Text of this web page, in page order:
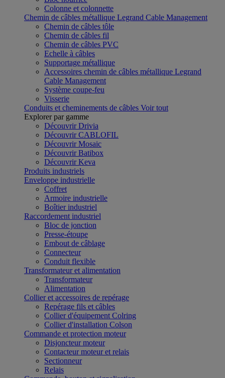
Colonne et colonnette
Chemin de câbles métallique Legrand Cable Management
Chemin de câbles tôle
Chemin de câbles fil
Chemin de câbles PVC
Echelle à câbles
Supportage métallique
Accessoires chemin de câbles métallique Legrand
Cable Management
Système coupe-feu
Visserie
Conduits et cheminements de câbles Voir tout
Explorer par gamme
Découvrir Drivia
Découvrir CABLOFIL
Découvrir Mosaic
Découvrir Batibox
Découvrir Keva
Produits industriels
Enveloppe industrielle
Coffret
Armoire industrielle
Boîtier industriel
Raccordement industriel
Bloc de jonction
Presse-étoupe
Embout de câblage
Connecteur
Conduit flexible
Transformateur et alimentation
Transformateur
Alimentation
Collier et accessoires de repérage
Repérage fils et câbles
Collier d'équipement Colring
Collier d'installation Colson
Commande et protection moteur
Disjoncteur moteur
Contacteur moteur et relais
Sectionneur
Relais